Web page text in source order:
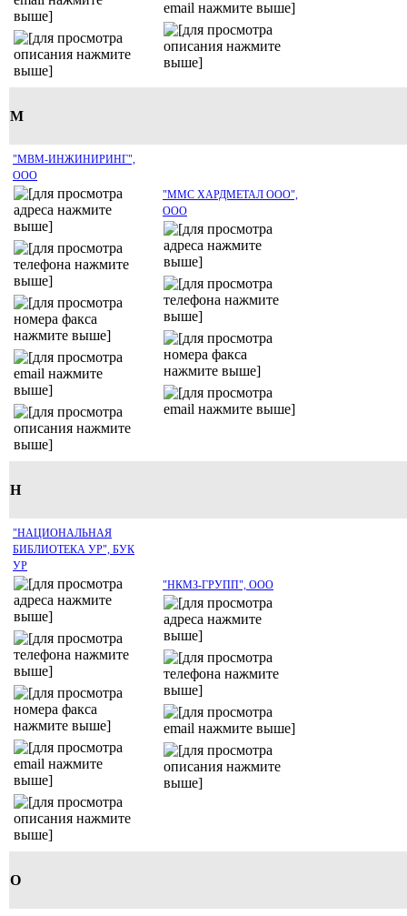
М
"МВМ-ИНЖИНИРИНГ",
ООО
"ММС ХАРДМЕТАЛ ООО",
ООО
Н
"НАЦИОНАЛЬНАЯ
БИБЛИОТЕКА УР", БУК
УР
"НКМЗ-ГРУПП", ООО
О